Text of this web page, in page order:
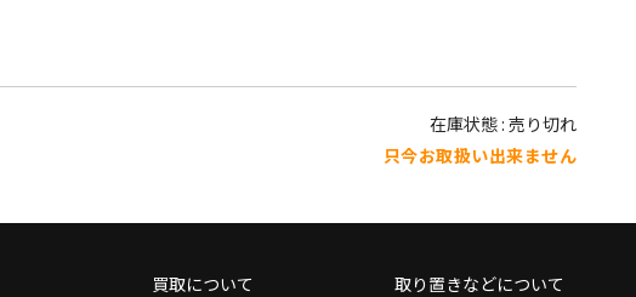
在庫状態 : 売り切れ
只今お取扱い出来ません
買取について 取り置きなどについて